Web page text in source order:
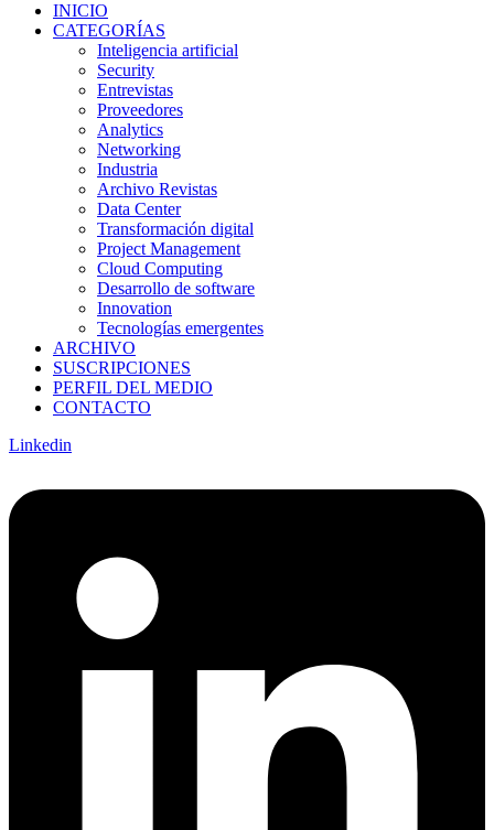
INICIO
CATEGORÍAS
Inteligencia artificial
Security
Entrevistas
Proveedores
Analytics
Networking
Industria
Archivo Revistas
Data Center
Transformación digital
Project Management
Cloud Computing
Desarrollo de software
Innovation
Tecnologías emergentes
ARCHIVO
SUSCRIPCIONES
PERFIL DEL MEDIO
CONTACTO
Linkedin